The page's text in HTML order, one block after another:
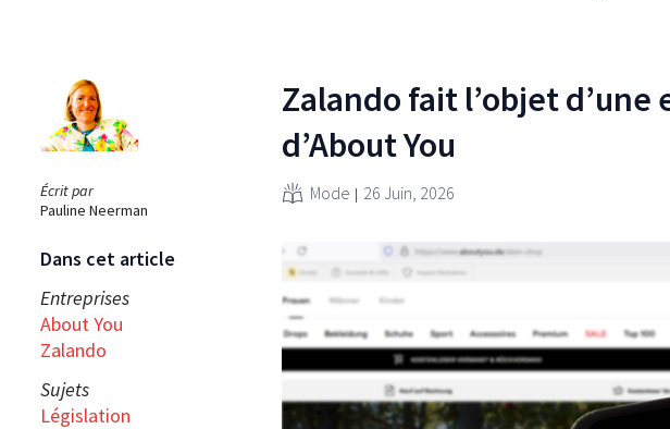
Écrit par
Pauline Neerman
Dans cet article
Entreprises
About You
Zalando
Sujets
Législation
Zalando fait l’objet
d’About You
Mode 26 Juin, 2026